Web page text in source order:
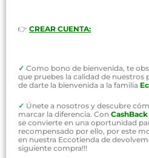
👉 CREAR CUENTA:
✓ Como bono de bienvenida, te
que pruebes la calidad de nuestros
de darte la bienvenida a la familia
✓ Únete a nosotros y descubre
marcar la diferencia. Con
se convierte en una oportunidad
recompensado por ello, por este
en nuestra Eccotienda de
siguiente compra!!!